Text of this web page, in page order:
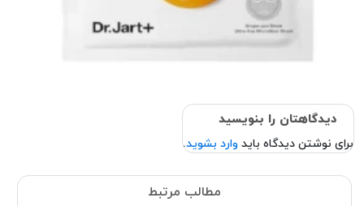
دیدگاهتان را بنویسید
برای نوشتن دیدگاه باید وارد بشوید.
مطالب مرتبط